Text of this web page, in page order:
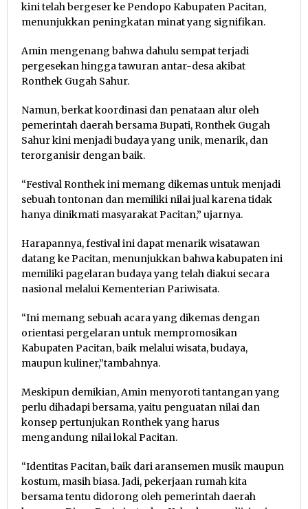
kini telah bergeser ke Pendopo Kabupaten Pacitan,
menunjukkan peningkatan minat yang signifikan.
Amin mengenang bahwa dahulu sempat terjadi
pergesekan hingga tawuran antar-desa akibat
Ronthek Gugah Sahur.
Namun, berkat koordinasi dan penataan alur oleh
pemerintah daerah bersama Bupati, Ronthek Gugah
Sahur kini menjadi budaya yang unik, menarik, dan
terorganisir dengan baik.
“Festival Ronthek ini memang dikemas untuk menjadi
sebuah tontonan dan memiliki nilai jual karena tidak
hanya dinikmati masyarakat Pacitan,” ujarnya.
Harapannya, festival ini dapat menarik wisatawan
datang ke Pacitan, menunjukkan bahwa kabupaten ini
memiliki pagelaran budaya yang telah diakui secara
nasional melalui Kementerian Pariwisata.
“Ini memang sebuah acara yang dikemas dengan
orientasi pergelaran untuk mempromosikan
Kabupaten Pacitan, baik melalui wisata, budaya,
maupun kuliner,”tambahnya.
Meskipun demikian, Amin menyoroti tantangan yang
perlu dihadapi bersama, yaitu penguatan nilai dan
konsep pertunjukan Ronthek yang harus
mengandung nilai lokal Pacitan.
“Identitas Pacitan, baik dari aransemen musik maupun
kostum, masih biasa. Jadi, pekerjaan rumah kita
bersama tentu didorong oleh pemerintah daerah